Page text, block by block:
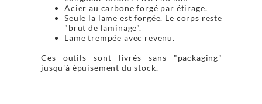
Acier au carbone forgé par étirage.
Seule la lame est forgée. Le corps reste
"brut de laminage".
Lame trempée avec revenu.
Ces outils sont livrés sans "packaging"
jusqu'à épuisement du stock.